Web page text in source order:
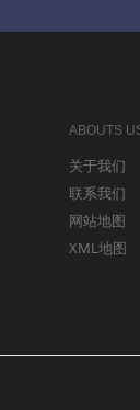
ABOUTS
关于我们
联系我们
网站地图
XML地图